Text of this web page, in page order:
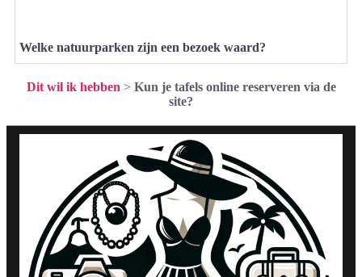
Welke natuurparken zijn een bezoek waard?
Dit wil ik hebben > Kun je tafels online reserveren via de
site?